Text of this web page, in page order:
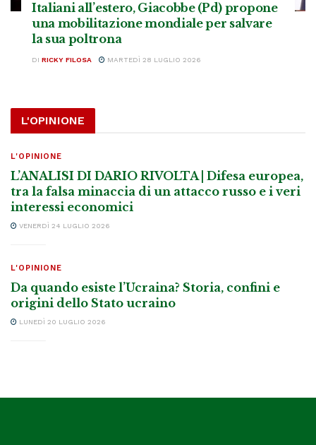
Italiani all’estero, Giacobbe (Pd) propone
una mobilitazione mondiale per salvare
la sua poltrona
DI RICKY FILOSA MARTEDÌ 28 LUGLIO 2026
L'OPINIONE
L'OPINIONE
L’ANALISI DI DARIO RIVOLTA | Difesa europea,
tra la falsa minaccia di un attacco russo e i veri
interessi economici
VENERDÌ 24 LUGLIO 2026
L'OPINIONE
Da quando esiste l’Ucraina? Storia, confini e
origini dello Stato ucraino
LUNEDÌ 20 LUGLIO 2026